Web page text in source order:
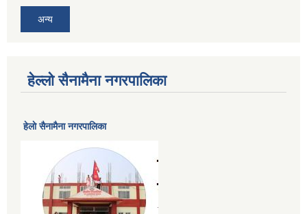
अन्य
हेल्लो सैनामैना नगरपालिका
हेलाे सैनामैना नगरपालिका